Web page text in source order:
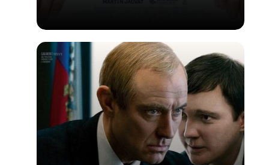
2ème film de Martin Jauvat
Voir la fiche du film